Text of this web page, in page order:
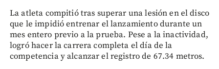
La atleta compitió tras superar una lesión en el disco
que le impidió entrenar el lanzamiento durante un
mes entero previo a la prueba. Pese a la inactividad,
logró hacer la carrera completa el día de la
competencia y alcanzar el registro de 67.34 metros.